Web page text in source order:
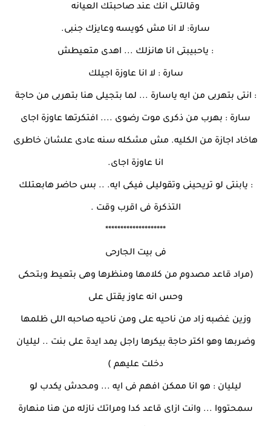
وقالتلى انك عند صاحبتك العيانه
سارة: لا انا مش كويسه وعايزك جنبى.
: ياحبيبتى انا هانزلك ... اهدى متعيطش
سارة : لا انا عاوزة اجيلك
: انتى بتهربى من ايه ياسارة ... لما بتجيلى هنا بتهربى من حاجة
سارة : بهرب من ذكرى موت رضوى .... افتكرتها عاوزة اجاى
هاخاد اجازة من الكليه. مش مشكله سنه عادى علشان خاطرى
انا عاوزة اجاى.
: يابنتى لو تريحينى وتقوليلى فيكى ايه. .. بس حاضر هابعتلك
التذكرة فى اقرب وقت .
********************
فى بيت الجارحى
(مراد قاعد مصدوم من كلامها ومنظرها وهى بتعيط وبتحكى
وحس انه عاوز يقتل على
وزين غضبه زاد من ناحيه على ومن ناحيه صاحبه اللى ظلمها
وضربها وهو اكتر حاجة بيكرها راجل يمد ايدة على بنت .. ليليان
دخلت عليهم )
ليليان : هو انا ممكن افهم فى ايه ... ومحدش يكدب لو
سمحتووا ... وانت ازاى قاعد كدا ومراتك نازله من هنا منهارة